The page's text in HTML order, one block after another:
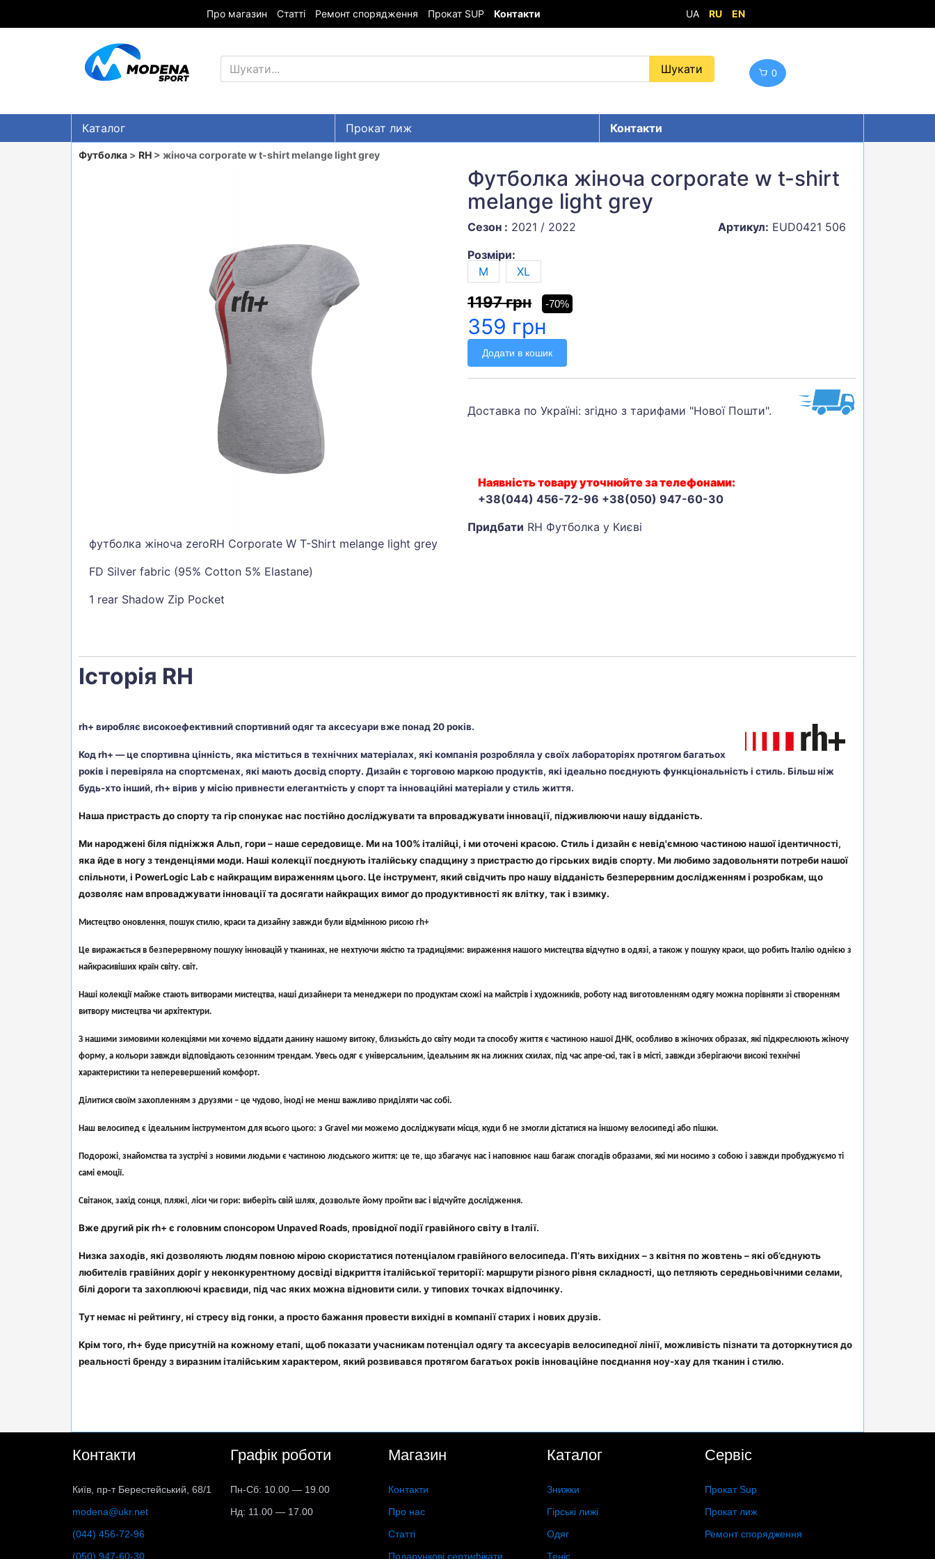
Про магазин Статті Ремонт спорядження Прокат SUP Контакти UA RU EN
0
Каталог Прокат лиж
Контакти
Знижки
ШОЛОМИ, ЗАХИСТ, ОКУЛЯРИ
Футболка > RH > жіноча corporate w t-shirt melange light grey
футболка жіноча zeroRH Corporate W T-Shirt melange light grey
FD Silver fabric (95% Cotton 5% Elastane)
1 rear Shadow Zip Pocket
Футболка жіноча corporate w t-shirt
melange light grey
Сезон : 2021 / 2022 Артикул: EUD0421 506
Розміри:
M
XL
1197 грн -70%
359 грн
Додати в кошик
Доставка по Україні: згідно з тарифами "Нової Пошти".
Наявність товару уточнюйте за телефонами:
+38(044) 456-72-96 +38(050) 947-60-30
Придбати RH Футболка у Києві
Історія RH
rh+ виробляє високоефективний спортивний одяг та аксесуари вже понад 20 років.
Код rh+ — це спортивна цінність, яка міститься в технічних матеріалах, які компанія розробляла у своїх лабораторіях протягом багатьох
років і перевіряла на спортсменах, які мають досвід спорту. Дизайн є торговою маркою продуктів, які ідеально поєднують функціональність і стиль. Більш ніж
будь-хто інший, rh+ вірив у місію привнести елегантність у спорт та інноваційні матеріали у стиль життя.
Наша пристрасть до спорту та гір спонукає нас постійно досліджувати та впроваджувати інновації, підживлюючи нашу відданість.
Ми народжені біля підніжжя Альп, гори – наше середовище. Ми на 100% італійці, і ми оточені красою. Стиль і дизайн є невід'ємною частиною нашої ідентичності,
яка йде в ногу з тенденціями моди. Наші колекції поєднують італійську спадщину з пристрастю до гірських видів спорту. Ми любимо задовольняти потреби нашої
спільноти, і PowerLogic Lab є найкращим вираженням цього. Це інструмент, який свідчить про нашу відданість безперервним дослідженням і розробкам, що
дозволяє нам впроваджувати інновації та досягати найкращих вимог до продуктивності як влітку, так і взимку.
Мистецтво оновлення, пошук стилю, краси та дизайну завжди були відмінною рисою rh+
Це виражається в безперервному пошуку інновацій у тканинах, не нехтуючи якістю та традиціями: вираження нашого мистецтва відчутно в одязі, а також у пошуку краси, що робить Італію однією з
найкрасивіших країн світу. світ.
Наші колекції майже стають витворами мистецтва, наші дизайнери та менеджери по продуктам схожі на майстрів і художників, роботу над виготовленням одягу можна порівняти зі створенням
витвору мистецтва чи архітектури.
З нашими зимовими колекціями ми хочемо віддати данину нашому витоку, близькість до світу моди та способу життя є частиною нашої ДНК, особливо в жіночих образах, які підкреслюють жіночу
форму, а кольори завжди відповідають сезонним трендам. Увесь одяг є універсальним, ідеальним як на лижних схилах, під час апре-скі, так і в місті, завжди зберігаючи високі технічні
характеристики та неперевершений комфорт.
Ділитися своїм захопленням з друзями – це чудово, іноді не менш важливо приділяти час собі.
Наш велосипед є ідеальним інструментом для всього цього: з Gravel ми можемо досліджувати місця, куди б не змогли дістатися на іншому велосипеді або пішки.
Подорожі, знайомства та зустрічі з новими людьми є частиною людського життя: це те, що збагачує нас і наповнює наш багаж спогадів образами, які ми носимо з собою і завжди пробуджуємо ті
самі емоції.
Світанок, захід сонця, пляжі, ліси чи гори: виберіть свій шлях, дозвольте йому пройти вас і відчуйте дослідження.
Вже другий рік rh+ є головним спонсором Unpaved Roads, провідної події гравійного світу в Італії.
Низка заходів, які дозволяють людям повною мірою скористатися потенціалом гравійного велосипеда. П’ять вихідних – з квітня по жовтень – які об’єднують
любителів гравійних доріг у неконкурентному досвіді відкриття італійської території: маршрути різного рівня складності, що петляють середньовічними селами,
білі дороги та захоплюючі краєвиди, під час яких можна відновити сили. у типових точках відпочинку.
Тут немає ні рейтингу, ні стресу від гонки, а просто бажання провести вихідні в компанії старих і нових друзів.
Крім того, rh+ буде присутній на кожному етапі, щоб показати учасникам потенціал одягу та аксесуарів велосипедної лінії, можливість пізнати та доторкнутися до
реальності бренду з виразним італійським характером, який розвивався протягом багатьох років інноваційне поєднання ноу-хау для тканин і стилю.
Контакти
Київ, пр-т Берестейський, 68/1
modena@ukr.net
(044) 456-72-96
(050) 947-60-30
Графік роботи
Пн-Сб: 10.00 — 19.00
Нд: 11.00 — 17.00
Магазин
Контакти
Про нас
Статті
Подарункові сертифікати
Каталог
Знижки
Гірські лижі
Одяг
Теніс
Сервіс
Прокат Sup
Прокат лиж
Ремонт спорядження